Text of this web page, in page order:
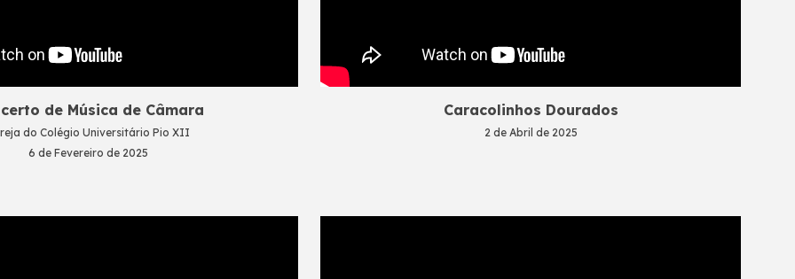
de Música de Câmara
do Colégio Universitário Pio XII
6 de Fevereiro de 2025
Caracolinhos Dourados
2 de Abril de 2025